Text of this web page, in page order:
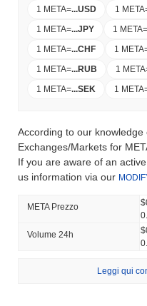
1 META=...USD 1 META
1 META=...JPY 1 META=
1 META=...CHF 1 META
1 META=...RUB 1 META
1 META=...SEK 1 META
According to our
Exchanges/Markets for
If you are aware of an
us information via our
META Prezzo
Volume 24h
Leggi qui